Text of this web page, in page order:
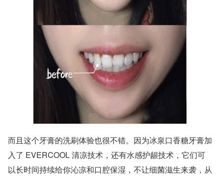
而且这个牙膏的洗刷体验也很不错。因为冰泉口香糖牙膏加
入了 EVERCOOL 清凉技术，还有水感护龈技术，它们可
以长时间持续给你沁凉和口腔保湿，不让细菌滋生来袭，从